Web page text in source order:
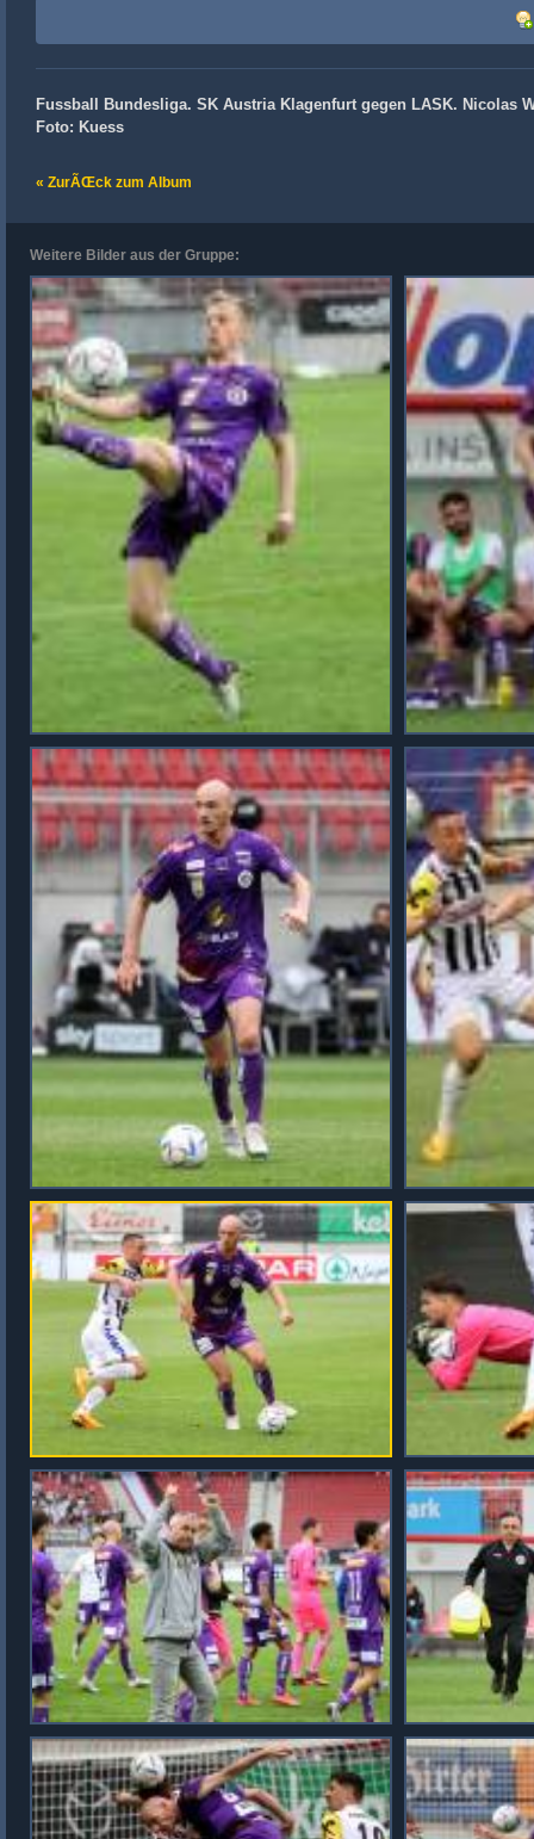
Fussball Bundesliga. SK Austria Klagenfurt gegen LASK. Nicolas
Foto: Kuess
« ZurÃŒck zum Album
Weitere Bilder aus der Gruppe: